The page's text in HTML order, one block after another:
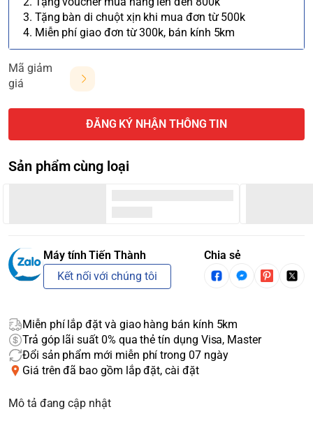
3. Tặng bàn di chuột xịn khi mua đơn từ 500k
4. Miễn phí giao đơn từ 300k, bán kính 5km
Mã giảm
giá
ĐĂNG KÝ NHẬN THÔNG TIN
Sản phẩm cùng loại
Máy tính Tiến Thành
Kết nối với chúng tôi
Chia sẻ
Miễn phí lắp đặt và giao hàng bán kính 5km
Trả góp lãi suất 0% qua thẻ tín dụng Visa, Master
Đổi sản phẩm mới miễn phí trong 07 ngày
Giá trên đã bao gồm lắp đặt, cài đặt
Mô tả đang cập nhật